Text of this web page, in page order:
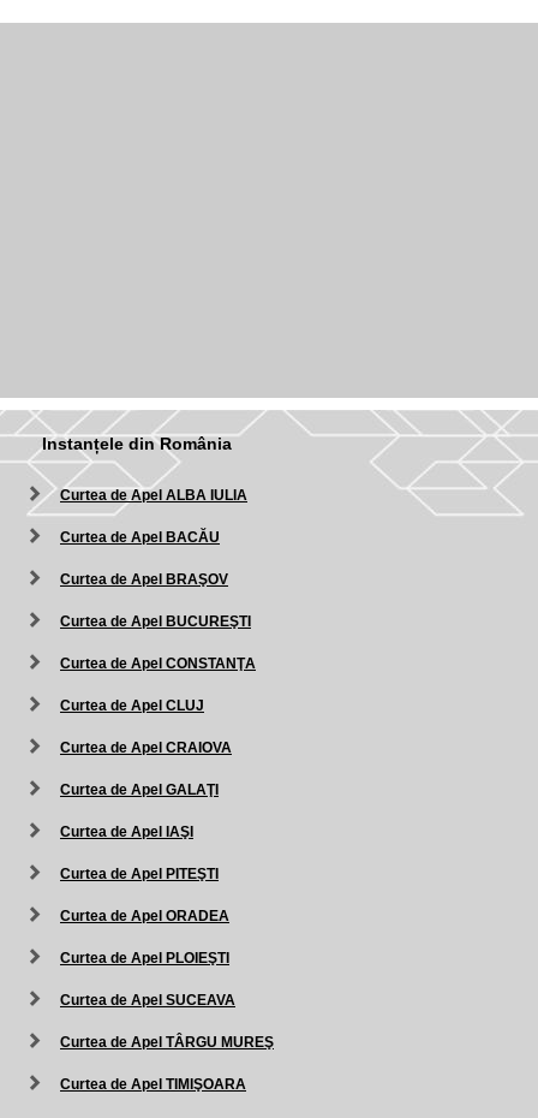
Instanțele din România
Curtea de Apel ALBA IULIA
Curtea de Apel BACĂU
Curtea de Apel BRAŞOV
Curtea de Apel BUCUREŞTI
Curtea de Apel CONSTANŢA
Curtea de Apel CLUJ
Curtea de Apel CRAIOVA
Curtea de Apel GALAŢI
Curtea de Apel IAŞI
Curtea de Apel PITEŞTI
Curtea de Apel ORADEA
Curtea de Apel PLOIEŞTI
Curtea de Apel SUCEAVA
Curtea de Apel TÂRGU MUREŞ
Curtea de Apel TIMIŞOARA